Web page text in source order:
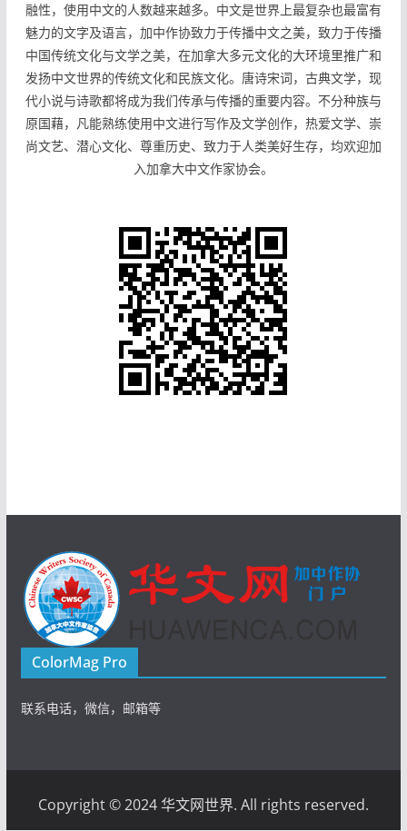
融性，使用中文的人数越来越多。中文是世界上最复杂也最富有
魅力的文字及语言，加中作协致力于传播中文之美，致力于传播
中国传统文化与文学之美，在加拿大多元文化的大环境里推广和
发扬中文世界的传统文化和民族文化。唐诗宋词，古典文学，现
代小说与诗歌都将成为我们传承与传播的重要内容。不分种族与
原国藉，凡能熟练使用中文进行写作及文学创作，热爱文学、崇
尚文艺、潜心文化、尊重历史、致力于人类美好生存，均欢迎加
入加拿大中文作家协会。
ColorMag Pro
联系电话，微信，邮箱等